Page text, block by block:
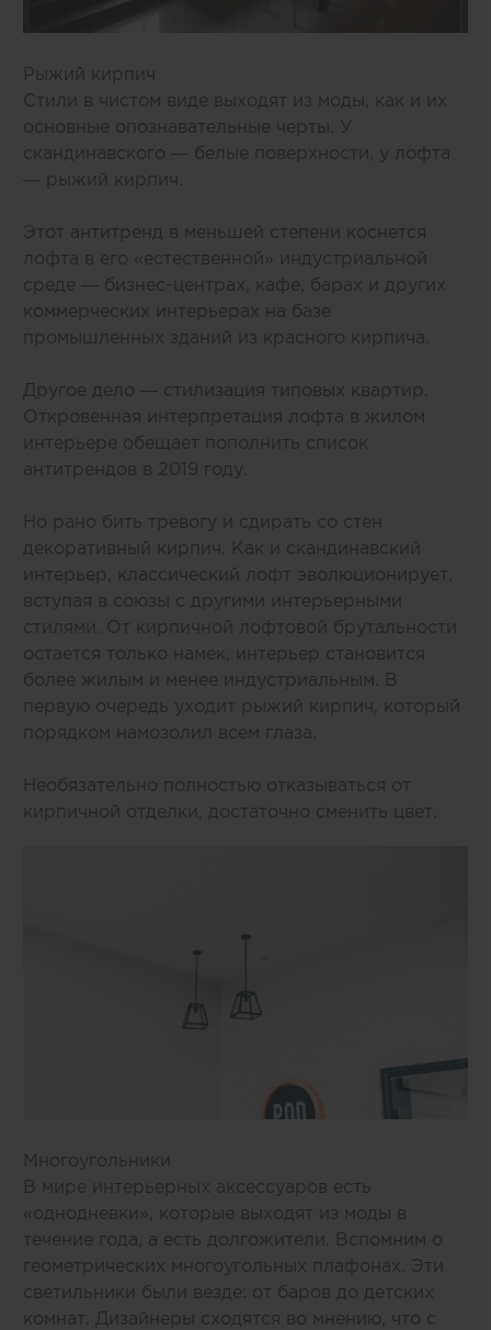
Рыжий кирпич
Стили в чистом виде выходят из моды, как и их
основные опознавательные черты. У
скандинавского — белые поверхности, у лофта
— рыжий кирпич.
Этот антитренд в меньшей степени коснется
лофта в его «естественной» индустриальной
среде — бизнес-центрах, кафе, барах и других
коммерческих интерьерах на базе
промышленных зданий из красного кирпича.
Другое дело — стилизация типовых квартир.
Откровенная интерпретация лофта в жилом
интерьере обещает пополнить список
антитрендов в 2019 году.
Но рано бить тревогу и сдирать со стен
декоративный кирпич. Как и скандинавский
интерьер, классический лофт эволюционирует,
вступая в союзы с другими интерьерными
стилями. От кирпичной лофтовой брутальности
остается только намек, интерьер становится
более жилым и менее индустриальным. В
первую очередь уходит рыжий кирпич, который
порядком намозолил всем глаза.
Необязательно полностью отказываться от
кирпичной отделки, достаточно сменить цвет.
Многоугольники
В мире интерьерных аксессуаров есть
«однодневки», которые выходят из моды в
течение года, а есть долгожители. Вспомним о
геометрических многоугольных плафонах. Эти
светильники были везде: от баров до детских
комнат. Дизайнеры сходятся во мнению, что с